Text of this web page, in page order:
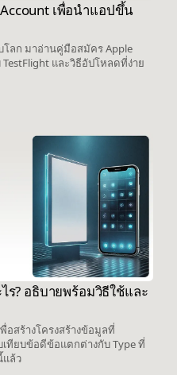
เพื่อนำแอปขึ้น
โลก มาอ่านคู่มือสมัคร Apple
และวิธีอัปโหลดที่ง่าย
ร? อธิบายพร้อมวิธีใช้และ
อสร้างโครงสร้างข้อมูลที่
ทียบข้อดีข้อแตกต่างกับ Type ที่
แล้ว